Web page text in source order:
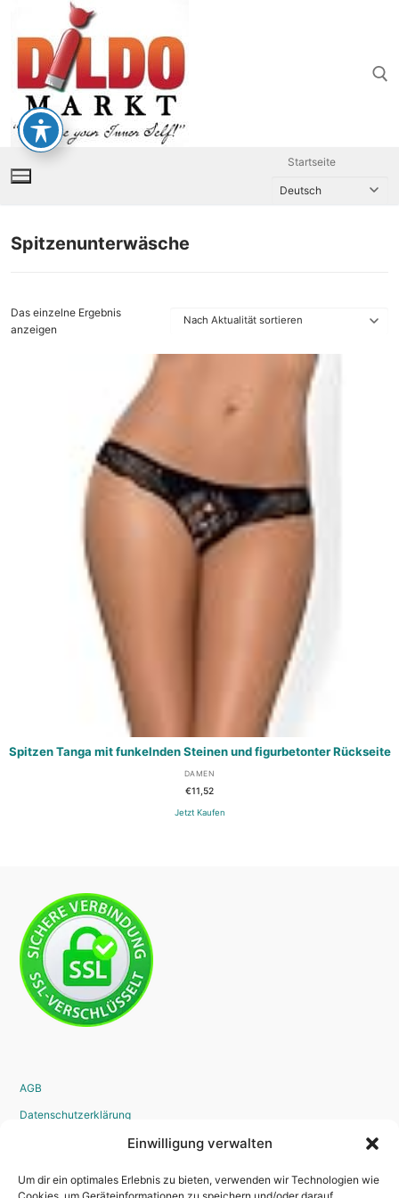
Einwilligung verwalten
Um dir ein optimales Erlebnis zu bieten, verwenden wir Technologien wie
springen
Startseite
Spitzenunterwäsche
Das einzelne Ergebnis
anzeigen
Spitzen Tanga mit funkelnden Steinen und figurbetonter Rückseite
DAMEN
€11,52
Jetzt Kaufen
AGB
Datenschutzerklärung
Impressum